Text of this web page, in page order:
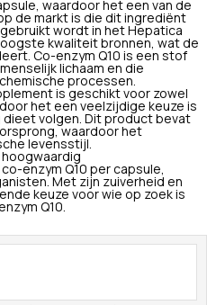
waardoor het een van de
de markt is die dit ingrediënt
wordt in het Hepatica
kwaliteit bronnen, wat de
Co-enzym Q10 is een stof
lichaam en die
processen.
is geschikt voor zowel
het een veelzijdige keuze is
dieet volgen. Dit product bevat
waardoor het
levensstijl.
hoogwaardig
enzym Q10 per capsule,
Met zijn zuiverheid en
keuze voor wie op zoek is
Q10.